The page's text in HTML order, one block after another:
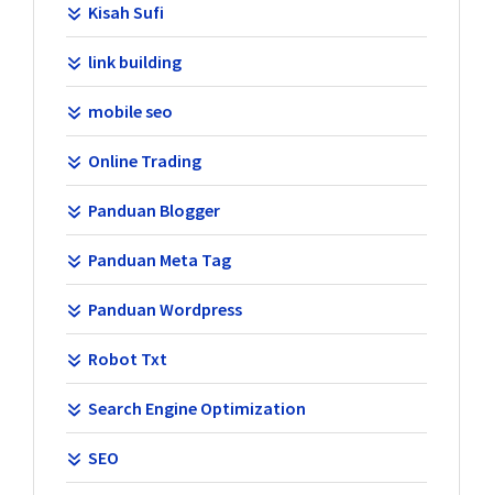
Kisah Sufi
link building
mobile seo
Online Trading
Panduan Blogger
Panduan Meta Tag
Panduan Wordpress
Robot Txt
Search Engine Optimization
SEO